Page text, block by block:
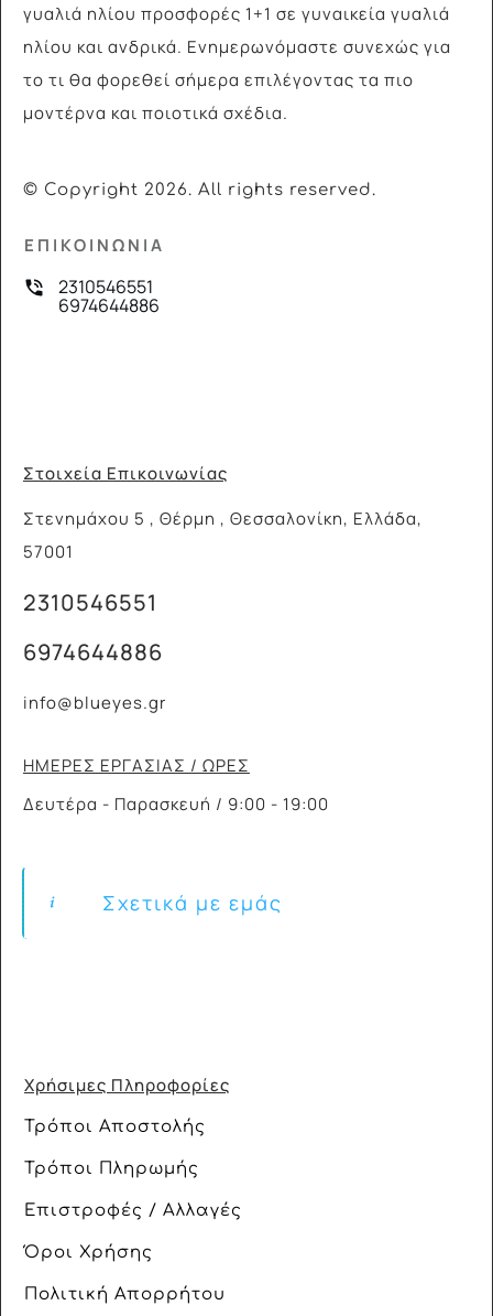
γυαλιά ηλίου προσφορές 1+1 σε γυναικεία γυαλιά
ηλίου και ανδρικά. Ενημερωνόμαστε συνεχώς για
το τι θα φορεθεί σήμερα επιλέγοντας τα πιο
μοντέρνα και ποιοτικά σχέδια.
© Copyright 2026. All rights reserved.
ΕΠΙΚΟΙΝΩΝΙΑ
2310546551
6974644886
Στοιχεία Επικοινωνίας
Στενημάχου 5 , Θέρμη , Θεσσαλονίκη, Ελλάδα,
57001
2310546551
6974644886
info@blueyes.gr
ΗΜΕΡΕΣ ΕΡΓΑΣΙΑΣ / ΩΡΕΣ
Δευτέρα - Παρασκευή / 9:00 - 19:00
Σχετικά με εμάς
Χρήσιμες Πληροφορίες
Τρόποι Αποστολής
Τρόποι Πληρωμής
Επιστροφές / Αλλαγές
Όροι Χρήσης
Πολιτική Απορρήτου